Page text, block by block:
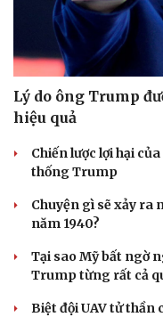
Lý do ông Trump
hiệu quả
Chiến lược lợi hại
thống Trump
Chuyện gì sẽ xảy ra
năm 1940?
Tại sao Mỹ bất ngờ
Trump từng rất cả
Biệt đội UAV tử